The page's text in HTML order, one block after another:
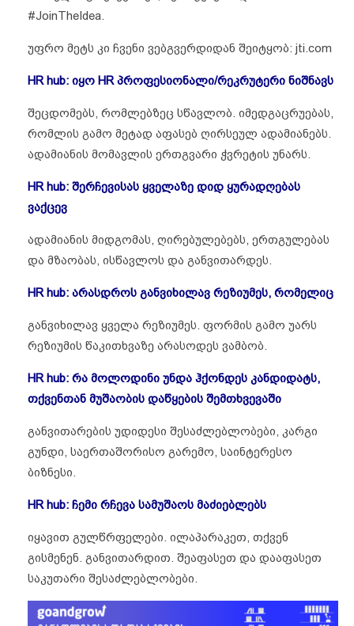
#JoinTheIdea.
უფრო მეტს კი ჩვენი ვებგვერდიდან შეიტყობ: jti.com
HR hub: იყო HR პროფესიონალი/რეკრუტერი ნიშნავს
შეცდომებს, რომლებზეც სწავლობ. იმედგაცრუებას,
რომლის გამო მეტად აფასებ ღირსეულ ადამიანებს.
ადამიანის მომავლის ერთგვარი ჭვრეტის უნარს.
HR hub: შერჩევისას ყველაზე დიდ ყურადღებას
ვაქცევ
ადამიანის მიდგომას, ღირებულებებს, ერთგულებას
და მზაობას, ისწავლოს და განვითარდეს.
HR hub: არასდროს განვიხილავ რეზიუმეს, რომელიც
განვიხილავ ყველა რეზიუმეს. ფორმის გამო უარს
რეზიუმის წაკითხვაზე არასოდეს ვამბობ.
HR hub: რა მოლოდინი უნდა ჰქონდეს კანდიდატს,
თქვენთან მუშაობის დაწყების შემთხვევაში
განვითარების უდიდესი შესაძლებლობები, კარგი
გუნდი, საერთაშორისო გარემო, საინტერესო
ბიზნესი.
HR hub: ჩემი რჩევა სამუშაოს მაძიებლებს
იყავით გულწრფელები. ილაპარაკეთ, თქვენ
გისმენენ. განვითარდით. შეაფასეთ და დააფასეთ
საკუთარი შესაძლებლობები.